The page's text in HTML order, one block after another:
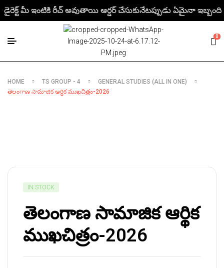
మీ ఇంటికి రీచ్ అవుతాయి ఆర్డర్ చేసుకునేటప్పుడు ఏమైనా ఇబ్బంది
0
HOME TS GROUP - 4
GENERAL STUDIES (ALL IN ONE)
తెలంగాణ సామాజిక ఆర్థిక ముఖచిత్రం-2026
IN STOCK
తెలంగాణ సామాజిక ఆర్థిక
ముఖచిత్రం-2026